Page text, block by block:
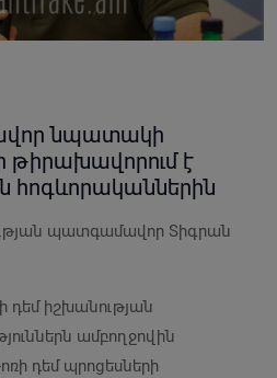
նպատակի
է
հոգևորականներին
պատգամավոր Տիգրան
դեմ իշխանության
ամբողջովին
դեմ պրոցեսների